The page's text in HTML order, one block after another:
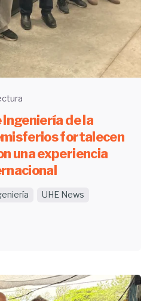
de la
fortalecen
una experiencia
UHE News